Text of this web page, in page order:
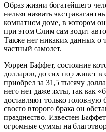
Образ жизни богатейшего
нельзя назвать
комнатном доме, в котором
при этом Слим сам водит
Также нет никаких данных о
частный самолет.
Уоррен Баффет, состояние
долларов, до сих пор живет
приобрел за 31,5 тысячу
него нет даже яхты, так как
доставляют только
своего второго брака он
празднество. Известен
огромные суммы на